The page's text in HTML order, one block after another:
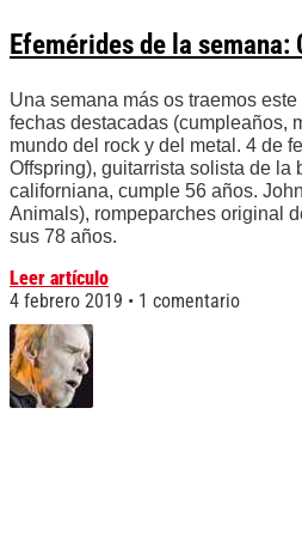
Efemérides de la
Una semana más os traemos
fechas destacadas (cumpleaños,
mundo del rock y del metal. 4 de
Offspring), guitarrista solista de la
californiana, cumple 56 años.
Animals), rompeparches original
sus 78 años.
Leer artículo
4 febrero 2019
1 comentario